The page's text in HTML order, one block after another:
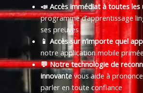
📣 Accès immédiat à toutes les
programme d’apprentissage
ses preuves
📱 Accès sur n’importe quel
notre application mobile primée
💬 Notre technologie de
innovantevous aide à
parler en toute confiance